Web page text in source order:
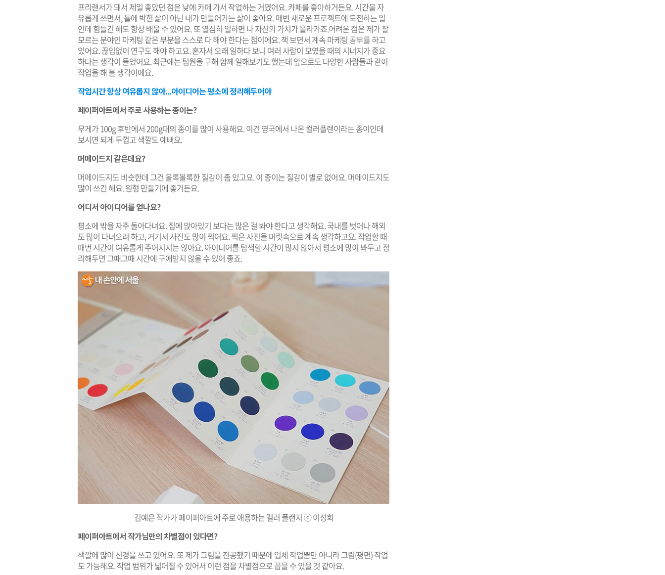
프리랜서가 돼서 제일 좋았던 점은 낮에 카페 가서 작업하는 거였어요. 카페를 좋아하거든요. 시간을 자
유롭게 쓰면서, 틀에 박힌 삶이 아닌 내가 만들어가는 삶이 좋아요. 매번 새로운 프로젝트에 도전하는 일
인데 힘들긴 해도 항상 배울 수 있어요. 또 열심히 일하면 나 자신의 가치가 올라가죠.어려운 점은 제가 잘
모르는 분야인 마케팅 같은 부분을 스스로 다 해야 한다는 점이에요. 책 보면서 계속 마케팅 공부를 하고
있어요. 끊임없이 연구도 해야 하고요. 혼자서 오래 일하다 보니 여러 사람이 모였을 때의 시너지가 중요
하다는 생각이 들었어요. 최근에는 팀원을 구해 함께 일해보기도 했는데 앞으로도 다양한 사람들과 같이
작업을 해 볼 생각이에요.
작업시간 항상 여유롭지 않아...아이디어는 평소에 정리해두어야
페이퍼아트에서 주로 사용하는 종이는?
무게가 100g 후반에서 200g대의 종이를 많이 사용해요. 이건 영국에서 나온 컬러플랜이라는 종이인데
보시면 되게 두껍고 색깔도 예뻐요.
머메이드지 같은데요?
머메이드지도 비슷한데 그건 올록볼록한 질감이 좀 있고요. 이 종이는 질감이 별로 없어요. 머메이드지도
많이 쓰긴 해요. 원형 만들기에 좋거든요.
어디서 아이디어를 얻나요?
평소에 밖을 자주 돌아다녀요. 집에 앉아있기 보다는 많은 걸 봐야 한다고 생각해요. 국내를 벗어나 해외
도 많이 다녀오려 하고, 거기서 사진도 많이 찍어요. 찍은 사진을 머릿속으로 계속 생각하고요. 작업할 때
매번 시간이 여유롭게 주어지지는 않아요. 아이디어를 탐색할 시간이 많지 않아서 평소에 많이 봐두고 정
리해두면 그때그때 시간에 구애받지 않을 수 있어 좋죠.
김예은 작가가 페이퍼아트에 주로 애용하는 컬러 플랜지ⓒ이성희
페이퍼아트에서 작가님만의 차별점이 있다면?
색깔에 많이 신경을 쓰고 있어요. 또 제가 그림을 전공했기 때문에 입체 작업뿐만 아니라 그림(평면) 작업
도 가능해요. 작업 범위가 넓어질 수 있어서 이런 점을 차별점으로 꼽을 수 있을 것 같아요.